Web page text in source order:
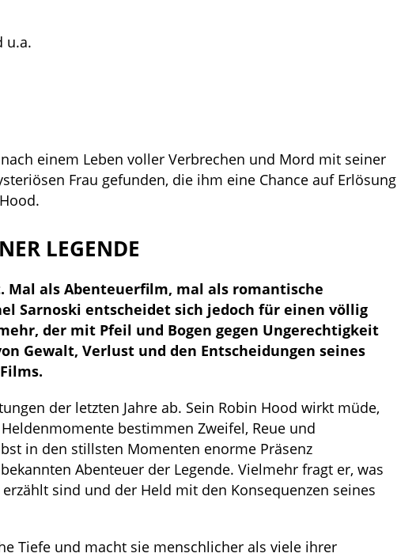
u.a.
einem Leben voller Verbrechen und Mord mit seiner
Frau gefunden, die ihm eine Chance auf Erlösung
LEGENDE
Mal als Abenteuerfilm, mal als romantische
Sarnoski entscheidet sich jedoch für einen völlig
der mit Pfeil und Bogen gegen Ungerechtigkeit
Gewalt, Verlust und den Entscheidungen seines
der letzten Jahre ab. Sein Robin Hood wirkt müde,
bestimmen Zweifel, Reue und
in den stillsten Momenten enorme Präsenz
Abenteuer der Legende. Vielmehr fragt er, was
sind und der Held mit den Konsequenzen seines
Tiefe und macht sie menschlicher als viele ihrer